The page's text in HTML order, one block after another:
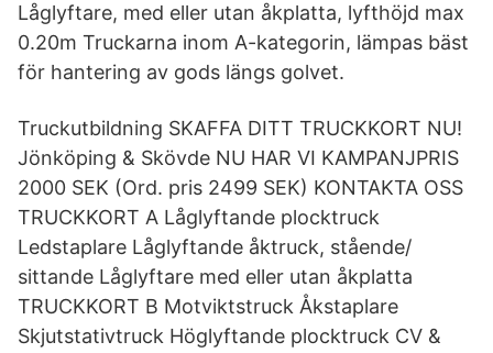
Låglyftare, med eller utan åkplatta, lyfthöjd max
0.20m Truckarna inom A-kategorin, lämpas bäst
för hantering av gods längs golvet.
Truckutbildning SKAFFA DITT TRUCKKORT NU!
Jönköping & Skövde NU HAR VI KAMPANJPRIS
2000 SEK (Ord. pris 2499 SEK) KONTAKTA OSS
TRUCKKORT A Låglyftande plocktruck
Ledstaplare Låglyftande åktruck, stående/
sittande Låglyftare med eller utan åkplatta
TRUCKKORT B Motviktstruck Åkstaplare
Skjutstativtruck Höglyftande plocktruck CV &